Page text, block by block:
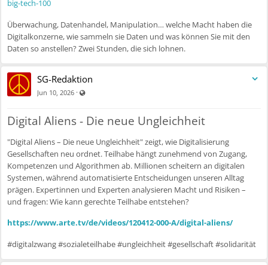
big-tech-100
Überwachung, Datenhandel, Manipulation… welche Macht haben die
Digitalkonzerne, wie sammeln sie Daten und was können Sie mit den
Daten so anstellen? Zwei Stunden, die sich lohnen.
SG-Redaktion
Jun 10, 2026 ·
Digital Aliens - Die neue Ungleichheit
"Digital Aliens – Die neue Ungleichheit" zeigt, wie Digitalisierung
Gesellschaften neu ordnet. Teilhabe hängt zunehmend von Zugang,
Kompetenzen und Algorithmen ab. Millionen scheitern an digitalen
Systemen, während automatisierte Entscheidungen unseren Alltag
prägen. Expertinnen und Experten analysieren Macht und Risiken –
und fragen: Wie kann gerechte Teilhabe entstehen?
https://www.arte.tv/de/videos/120412-000-A/digital-aliens/
#digitalzwang #sozialeteilhabe #ungleichheit #gesellschaft #solidarität